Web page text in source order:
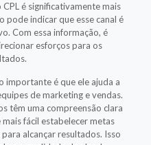
é significativamente mais
pode indicar que esse canal é
Com essa informação, é
esforços para os
importante é que ele ajuda a
de marketing e vendas.
têm uma compreensão clara
fácil estabelecer metas
alcançar resultados. Isso